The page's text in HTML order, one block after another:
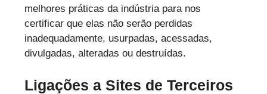
melhores práticas da indústria para nos
certificar que elas não serão perdidas
inadequadamente, usurpadas, acessadas,
divulgadas, alteradas ou destruídas.
Ligações a Sites de Terceiros